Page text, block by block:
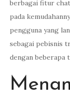
berbagai fitur
pada
pengguna yang
sebagai pebisnis
dengan beberapa